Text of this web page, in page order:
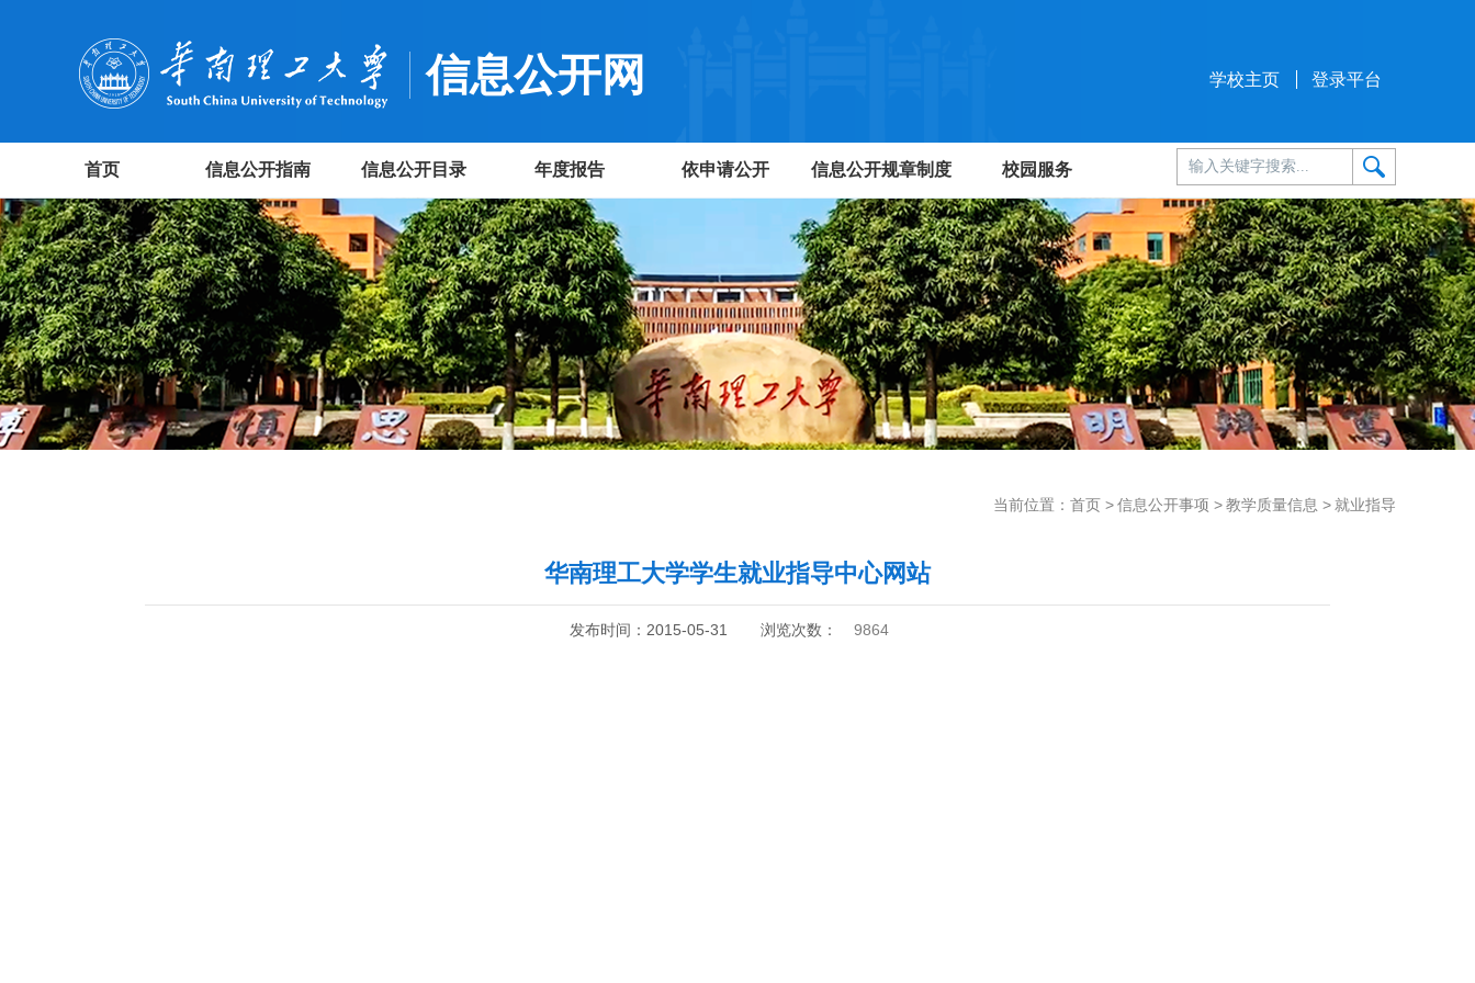
信息公开网 学校主页 登录平台
首页 信息公开指南 信息公开目录 年度报告 依申请公开 信息公开规章制度 校园服务
当前位置： 首页 > 信息公开事项 > 教学质量信息 > 就业指导
华南理工大学学生就业指导中心网站
发布时间：2015-05-31 浏览次数： 9864